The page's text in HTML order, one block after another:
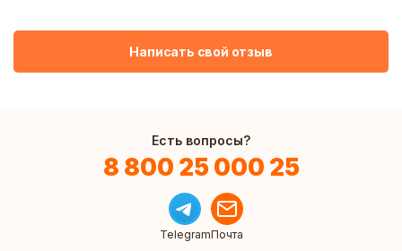
Написать свой отзыв
Есть вопросы?
8 800 25 000 25
TelegramПочта